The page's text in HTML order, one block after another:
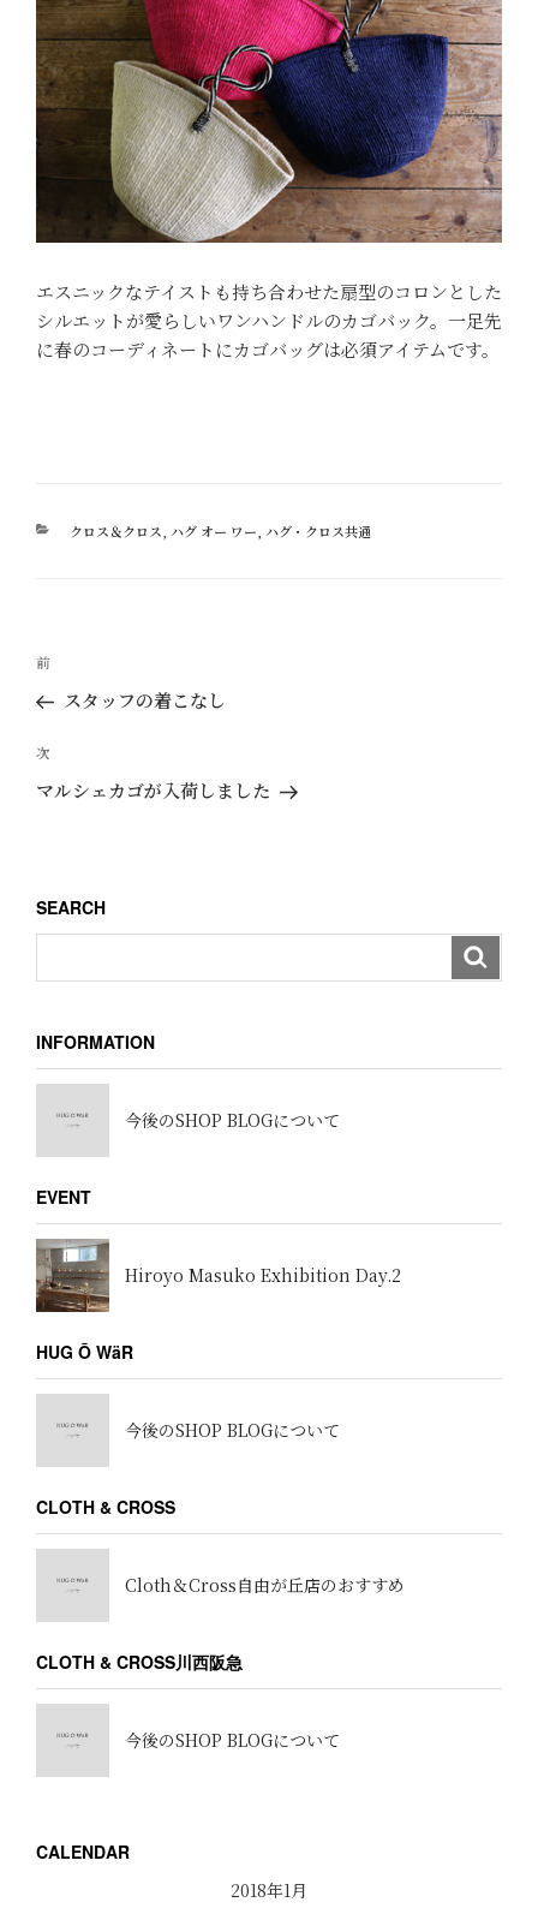
エスニックなテイストも持ち合わせた扇型のコロンとした
シルエットが愛らしいワンハンドルのカゴバック。一足先
に春のコーディネートにカゴバッグは必須アイテムです。
カ
クロス＆クロス ハグ オー ワー ハグ・クロス共通
投
ナ
ビ
ゲ
ン
過
去
投
前
スタッフの着こなし
次
の
次
マルシェカゴが入荷しました
SEARCH
INFORMATION
今後のSHOP BLOGについて
EVENT
Hiroyo Masuko Exhibition Day.2
HUG Ō WäR
今後のSHOP BLOGについて
CLOTH & CROSS
Cloth＆Cross自由が丘店のおすすめ
CLOTH & CROSS川西阪急
今後のSHOP BLOGについて
CALENDAR
2018年1月